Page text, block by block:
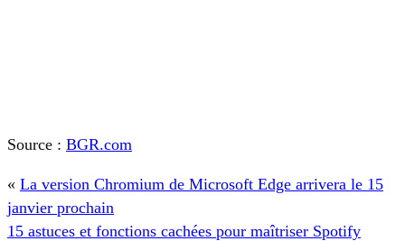
Source : BGR.com
« La version Chromium de Microsoft Edge arrivera le 15
janvier prochain
15 astuces et fonctions cachées pour maîtriser Spotify